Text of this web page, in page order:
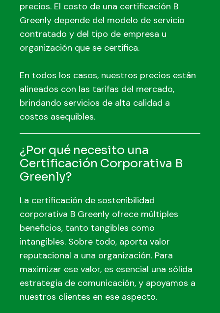
precios. El costo de una certificación B
Greenly depende del modelo de servicio
contratado y del tipo de empresa u
organización que se certifica.
En todos los casos, nuestros precios están
alineados con las tarifas del mercado,
brindando servicios de alta calidad a
costos asequibles.
¿Por qué necesito una
Certificación Corporativa B
Greenly?
La certificación de sostenibilidad
corporativa B Greenly ofrece múltiples
beneficios, tanto tangibles como
intangibles. Sobre todo, aporta valor
reputacional a una organización. Para
maximizar ese valor, es esencial una sólida
estrategia de comunicación, y apoyamos a
nuestros clientes en ese aspecto.